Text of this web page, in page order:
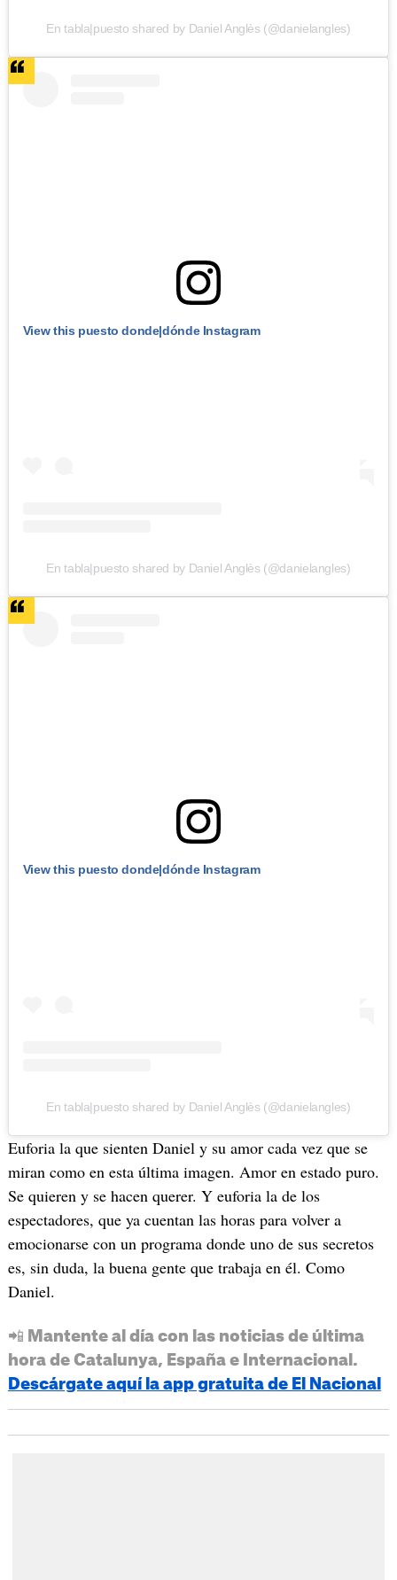
En tabla|puesto shared by Daniel Anglès (@danielangles)
View this puesto donde|dónde Instagram
En tabla|puesto shared by Daniel Anglès (@danielangles)
View this puesto donde|dónde Instagram
En tabla|puesto shared by Daniel Anglès (@danielangles)
Euforia la que sienten Daniel y su amor cada vez que se
miran como en esta última imagen. Amor en estado puro.
Se quieren y se hacen querer. Y euforia la de los
espectadores, que ya cuentan las horas para volver a
emocionarse con un programa donde uno de sus secretos
es, sin duda, la buena gente que trabaja en él. Como
Daniel.
📲 Mantente al día con las noticias de última
hora de Catalunya, España e Internacional.
Descárgate aquí la app gratuita de El Nacional